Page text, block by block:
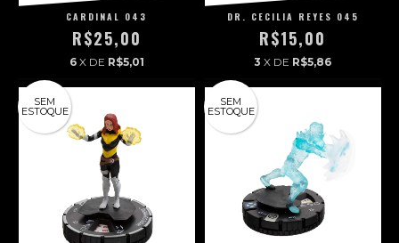
CARDINAL 043
R$25,00
6 X DE R$5,01
DR. CECILIA REYES 045
R$15,00
3 X DE R$5,86
SEM
ESTOQUE
SEM
ESTOQUE